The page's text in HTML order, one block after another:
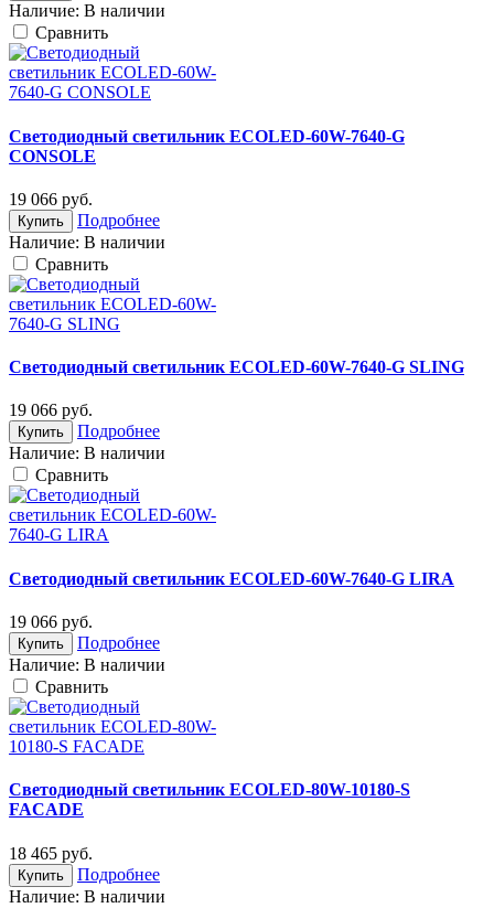
Наличие: В наличии
Cравнить
Светодиодный светильник ECOLED-60W-7640-G
CONSOLE
19 066 руб.
Купить
Подробнее
Наличие: В наличии
Cравнить
Светодиодный светильник ECOLED-60W-7640-G SLING
19 066 руб.
Купить
Подробнее
Наличие: В наличии
Cравнить
Светодиодный светильник ECOLED-60W-7640-G LIRA
19 066 руб.
Купить
Подробнее
Наличие: В наличии
Cравнить
Светодиодный светильник ECOLED-80W-10180-S
FACADE
18 465 руб.
Купить
Подробнее
Наличие: В наличии